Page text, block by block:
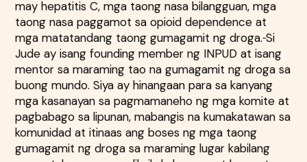
may hepatitis C, mga taong nasa bilangguan, mga
taong nasa paggamot sa opioid dependence at
mga matatandang taong gumagamit ng droga. Si
Jude ay isang founding member ng INPUD at isang
mentor sa maraming tao na gumagamit ng droga sa
buong mundo. Siya ay hinangaan para sa kanyang
mga kasanayan sa pagmamaneho ng mga komite at
pagbabago sa lipunan, mabangis na kumakatawan sa
komunidad at itinaas ang boses ng mga taong
gumagamit ng droga sa maraming lugar kabilang